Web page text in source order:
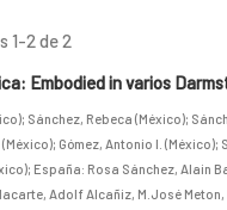
1-2 de 2
Embodied in varios
; Sánchez, Rebeca (México);
; Gómez, Antonio I. (México);
; España: Rosa Sánchez, Alain
Adolf Alcañiz, M.José